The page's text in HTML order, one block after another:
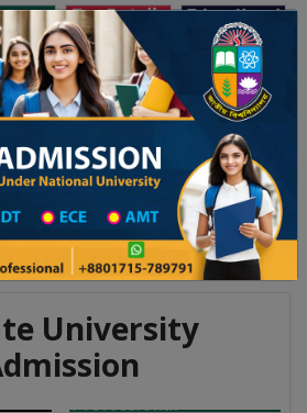
অনার্স ভর্তি প্রফেশনাল অনার্স
বিজ্ঞপ্তি ঢাকা বিশ্ববিদ্যালয় ২০২৫-২৬ শিক্ষাবর্ষে
College List District Wise
District
College Information
University